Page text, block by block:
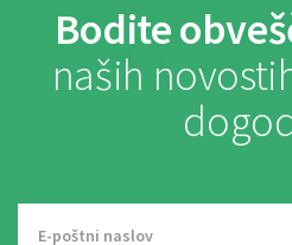
Bodite
naših